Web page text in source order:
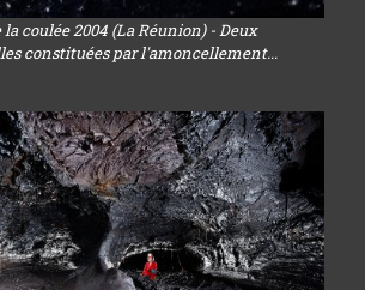
coulée 2004 (La Réunion) - Deux
constituées par l'amoncellement...